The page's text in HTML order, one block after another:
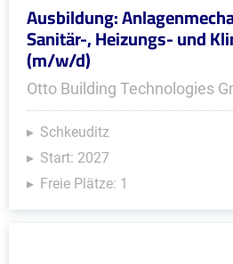
Ausbildung:
Sanitär-, Heizungs- und
(m/w/d)
Otto Building Technologies
Schkeuditz
Start: 2027
Freie Plätze: 1